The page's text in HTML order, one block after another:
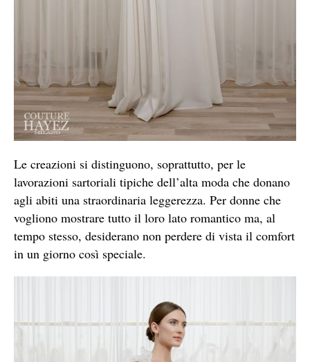
Le creazioni si distinguono, soprattutto, per le
lavorazioni sartoriali tipiche dell’alta moda che donano
agli abiti una straordinaria leggerezza. Per donne che
vogliono mostrare tutto il loro lato romantico ma, al
tempo stesso, desiderano non perdere di vista il comfort
in un giorno così speciale.